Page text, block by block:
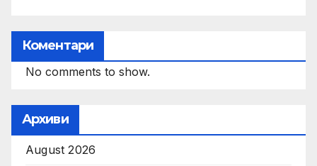
Коментари
No comments to show.
Архиви
August 2026